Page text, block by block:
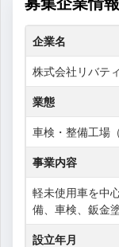
企業名
株式会社リバティ
業態
車検・整備工場
事業内容
軽未使用車を中
備、車検、鈑金
設立年月